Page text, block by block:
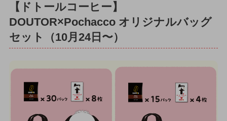
【ドトールコーヒー】
DOUTOR×Pochacco オリジナルバッグ
セット（10月24日〜）